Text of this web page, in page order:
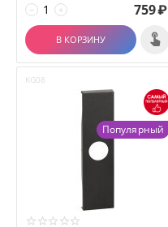
+
− 759₽
В КОРЗИНУ
KG08
Популярный